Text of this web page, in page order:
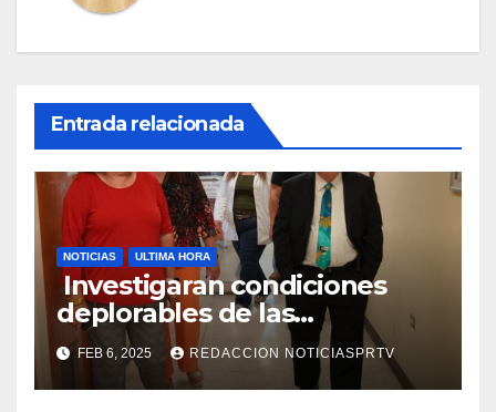
Entrada relacionada
NOTICIAS ULTIMA HORA
Investigaran condiciones
deplorables de las
facilidades el Departamento
de la Salud en Mayagüez
FEB 6, 2025 REDACCION NOTICIASPRTV